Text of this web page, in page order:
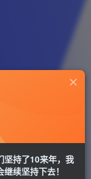
坚持了10来年，我
续坚持下去！